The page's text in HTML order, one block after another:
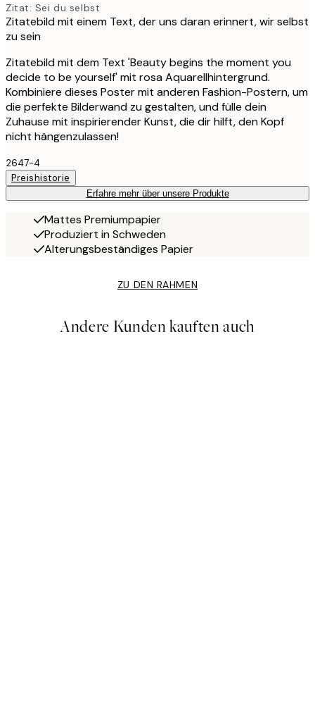
Zitat: Sei du selbst
Zitatebild mit einem Text, der uns daran erinnert, wir selbst
zu sein
Zitatebild mit dem Text 'Beauty begins the moment you
decide to be yourself' mit rosa Aquarellhintergrund.
Kombiniere dieses Poster mit anderen Fashion-Postern, um
die perfekte Bilderwand zu gestalten, und fülle dein
Zuhause mit inspirierender Kunst, die dir hilft, den Kopf
nicht hängenzulassen!
2647-4
Preishistorie
Erfahre mehr über unsere Produkte
Mattes Premiumpapier
Produziert in Schweden
Alterungsbeständiges Papier
ZU DEN RAHMEN
Andere Kunden kauften auch